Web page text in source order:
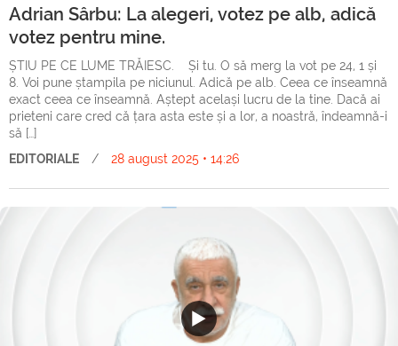
Adrian Sârbu: La alegeri, votez pe alb, adică
votez pentru mine.
ȘTIU PE CE LUME TRĂIESC. Și tu. O să merg la vot pe 24, 1 și
8. Voi pune ștampila pe niciunul. Adică pe alb. Ceea ce înseamnă
exact ceea ce înseamnă. Aștept același lucru de la tine. Dacă ai
prieteni care cred că țara asta este și a lor, a noastră, îndeamnă-i
să […]
EDITORIALE
/ 28 august 2025 • 14:26